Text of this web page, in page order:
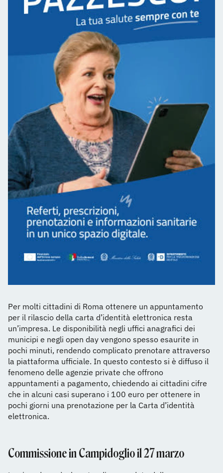
Per molti cittadini di Roma ottenere un appuntamento
per il rilascio della carta d’identità elettronica resta
un’impresa. Le disponibilità negli uffici anagrafici dei
municipi e negli open day vengono spesso esaurite in
pochi minuti, rendendo complicato prenotare attraverso
la piattaforma ufficiale. In questo contesto si è diffuso il
fenomeno delle agenzie private che offrono
appuntamenti a pagamento, chiedendo ai cittadini cifre
che in alcuni casi superano i 100 euro per ottenere in
pochi giorni una prenotazione per la Carta d’identità
elettronica.
Commissione in Campidoglio il 27 marzo